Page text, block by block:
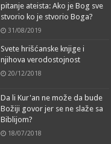
pitanje ateista: Ako je Bog sve
stvorio ko je stvorio Boga?
31/08/2019
Svete hrišćanske knjige i
njihova verodostojnost
20/12/2018
Da li Kur'an ne može da bude
Božiji govor jer se ne slaže sa
Biblijom?
18/07/2018